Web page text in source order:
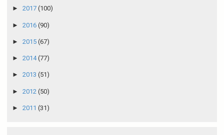
► 2017 (100)
► 2016 (90)
► 2015 (67)
► 2014(77)
► 2013 (51)
► 2012 (50)
► 2011 (31)